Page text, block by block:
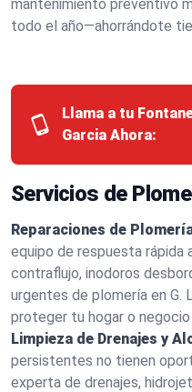
mantenimiento preventivo
todo el año—ahorrándote
Llama a tu
Garcia Ahora:
Servicios de
Reparaciones de
equipo de respuesta rápida
contraflujo, inodoros
urgentes de plomería en G.
proteger tu hogar o
Limpieza de Drenajes y
persistentes no tienen
experta de drenajes,